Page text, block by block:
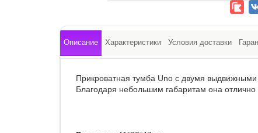
Описание Характеристики Условия доставки
Прикроватная тумба Uno с двумя
Благодаря небольшим габаритам она отлично